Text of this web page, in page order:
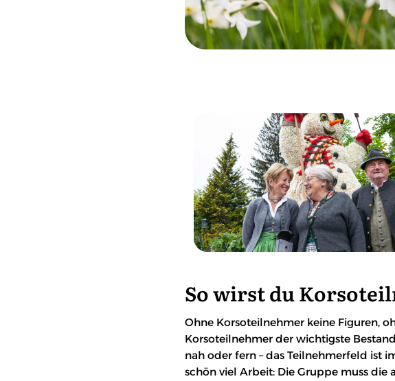
So wirst du
Ohne Korsoteilnehmer keine Figuren,
Korsoteilnehmer der wichtigste
nah oder fern – das Teilnehmerfeld ist
schön viel Arbeit: Die Gruppe muss die